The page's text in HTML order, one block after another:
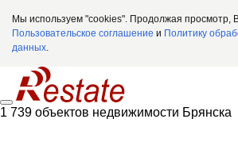
Мы используем "cookies". Продолжая просмотр,
Пользовательское соглашение и Политику
данных.
1 739 объектов недвижимости Брянска